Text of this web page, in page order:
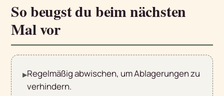
So beugst du beim nächsten
Mal vor
▸Regelmäßig abwischen, um Ablagerungen zu
verhindern.